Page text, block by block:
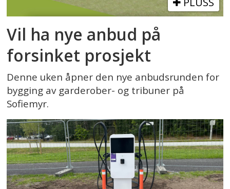
Vil ha nye anbud på
forsinket prosjekt
Denne uken åpner den nye anbudsrunden for
bygging av garderober- og tribuner på
Sofiemyr.